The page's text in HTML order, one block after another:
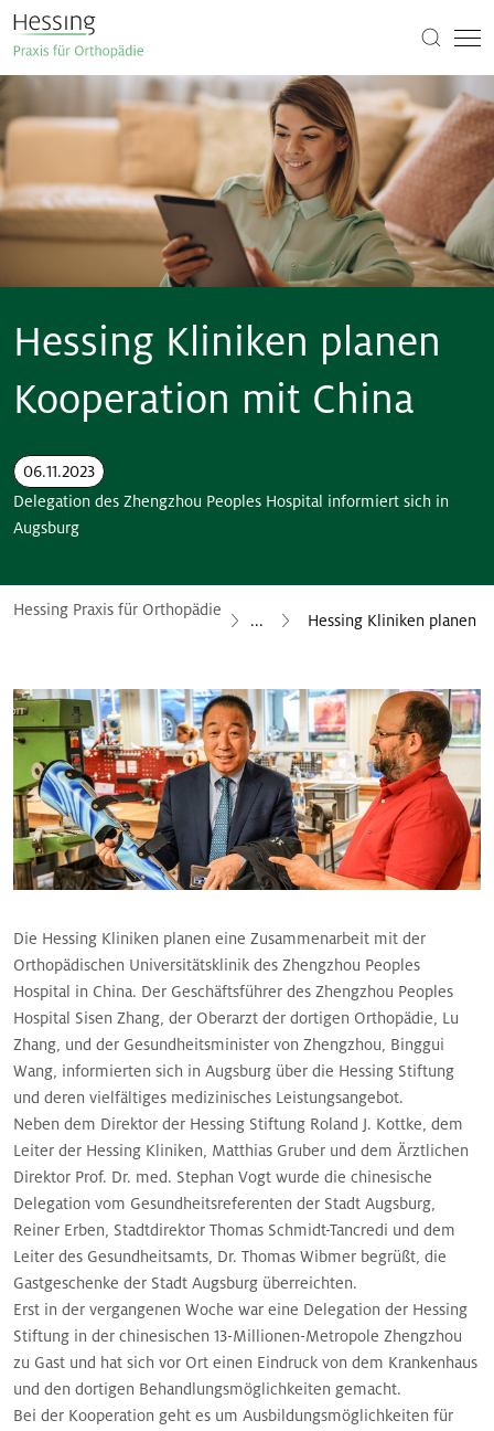
Hessing Kliniken planen
Kooperation mit China
06.11.2023
Delegation des Zhengzhou Peoples Hospital informiert sich in
Augsburg
Hessing Praxis für Orthopädie
... Hessing Kliniken planen
Die Hessing Kliniken planen eine Zusammenarbeit mit der
Orthopädischen Universitätsklinik des Zhengzhou Peoples
Hospital in China. Der Geschäftsführer des Zhengzhou Peoples
Hospital Sisen Zhang, der Oberarzt der dortigen Orthopädie, Lu
Zhang, und der Gesundheitsminister von Zhengzhou, Binggui
Wang, informierten sich in Augsburg über die Hessing Stiftung
und deren vielfältiges medizinisches Leistungsangebot.
Neben dem Direktor der Hessing Stiftung Roland J. Kottke, dem
Leiter der Hessing Kliniken, Matthias Gruber und dem Ärztlichen
Direktor Prof. Dr. med. Stephan Vogt wurde die chinesische
Delegation vom Gesundheitsreferenten der Stadt Augsburg,
Reiner Erben, Stadtdirektor Thomas Schmidt-Tancredi und dem
Leiter des Gesundheitsamts, Dr. Thomas Wibmer begrüßt, die
Gastgeschenke der Stadt Augsburg überreichten.
Erst in der vergangenen Woche war eine Delegation der Hessing
Stiftung in der chinesischen 13-Millionen-Metropole Zhengzhou
zu Gast und hat sich vor Ort einen Eindruck von dem Krankenhaus
und den dortigen Behandlungsmöglichkeiten gemacht.
Bei der Kooperation geht es um Ausbildungsmöglichkeiten für